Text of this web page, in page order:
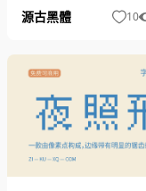
源古黑體 10